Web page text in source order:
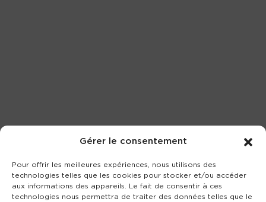
Gérer le consentement
Pour offrir les meilleures expériences, nous utilisons des
technologies telles que les cookies pour stocker et/ou accéder
aux informations des appareils. Le fait de consentir à ces
technologies nous permettra de traiter des données telles que le